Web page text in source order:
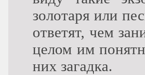
золотаря или
ответят, чем
целом им
них загадка.